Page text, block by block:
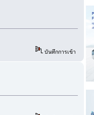
บันทึกการเข้า